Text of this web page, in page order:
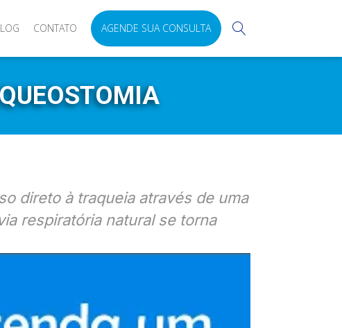
CONTATO AGENDE SUA CONSULTA
direto à traqueia através de uma
respiratória natural se torna